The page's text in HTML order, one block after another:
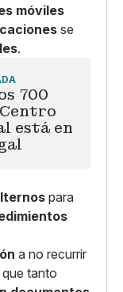
móviles
se
.
700
está en
para
a no recurrir
tanto